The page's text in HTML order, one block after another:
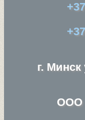
г. Минск
ООО